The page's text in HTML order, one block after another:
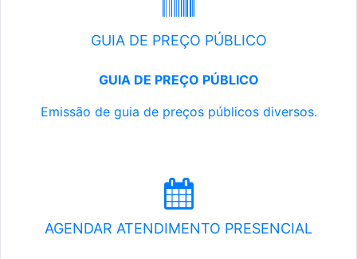
GUIA DE PREÇO PÚBLICO
GUIA DE PREÇO PÚBLICO
Emissão de guia de preços públicos diversos.
AGENDAR ATENDIMENTO PRESENCIAL